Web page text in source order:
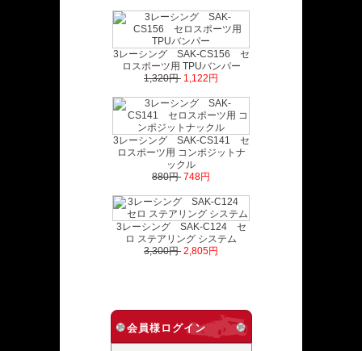
3レーシング SAK-CS156 セ
ロスポーツ用 TPUバンパー
1,320円 1,122円
3レーシング SAK-CS141 セ
ロスポーツ用 コンポジットナ
ックル
880円 748円
3レーシング SAK-C124 セ
ロ ステアリング システム
3,300円 2,805円
会員様ログイン